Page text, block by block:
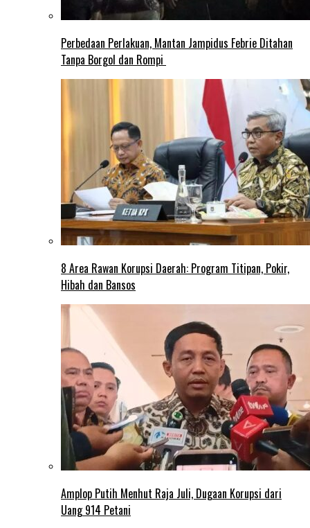
Perbedaan Perlakuan, Mantan Jampidus Febrie Ditahan
Tanpa Borgol dan Rompi
8 Area Rawan Korupsi Daerah: Program Titipan, Pokir,
Hibah dan Bansos
Amplop Putih Menhut Raja Juli, Dugaan Korupsi dari
Uang 914 Petani